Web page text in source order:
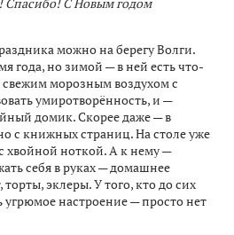
можно на берегу Волги.
года, но зимой — в ней есть что-
морозным воздухом с
умиротворённость, и —
домик. Скорее даже — в
с книжных страниц. На столе уже
хвойной ноткой. А к нему —
себя в руках — домашнее
эклеры. У того, кто до сих
угрюмое настроение — просто нет